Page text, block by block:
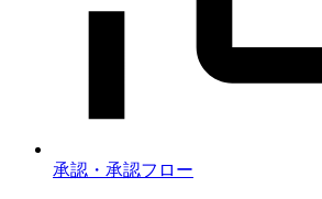
承認・承認フロー